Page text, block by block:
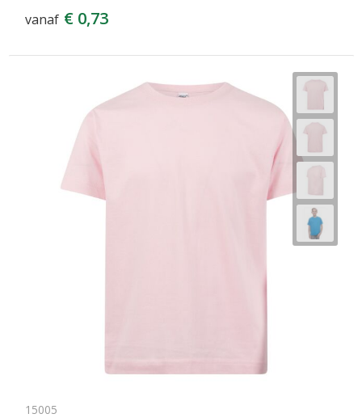
vanaf € 0,73
15005